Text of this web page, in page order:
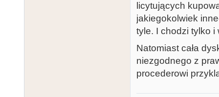
licytujących
jakiegokolwiek
tyle. I chodzi tylko i
Natomiast cała
niezgodnego z
procederowi